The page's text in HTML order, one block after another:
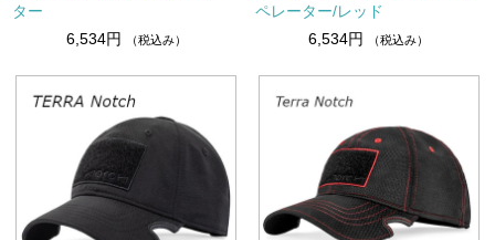
ター
6,534円
（税込み）
ペレーター/レッド
6,534円
（税込み）